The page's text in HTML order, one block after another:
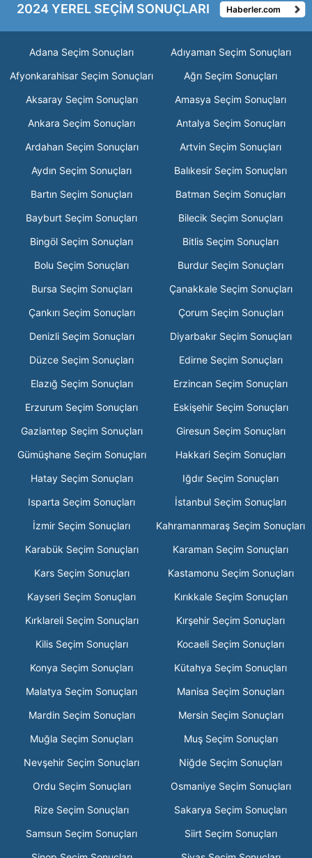
2024 YEREL SEÇİM SONUÇLARI Haberler.com
Adana Seçim Sonuçları
Adıyaman Seçim Sonuçları
Afyonkarahisar Seçim Sonuçları
Ağrı Seçim Sonuçları
Aksaray Seçim Sonuçları
Amasya Seçim Sonuçları
Ankara Seçim Sonuçları
Antalya Seçim Sonuçları
Ardahan Seçim Sonuçları
Artvin Seçim Sonuçları
Aydın Seçim Sonuçları
Balıkesir Seçim Sonuçları
Bartın Seçim Sonuçları
Batman Seçim Sonuçları
Bayburt Seçim Sonuçları
Bilecik Seçim Sonuçları
Bingöl Seçim Sonuçları
Bitlis Seçim Sonuçları
Bolu Seçim Sonuçları
Burdur Seçim Sonuçları
Bursa Seçim Sonuçları
Çanakkale Seçim Sonuçları
Çankırı Seçim Sonuçları
Çorum Seçim Sonuçları
Denizli Seçim Sonuçları
Diyarbakır Seçim Sonuçları
Düzce Seçim Sonuçları
Edirne Seçim Sonuçları
Elazığ Seçim Sonuçları
Erzincan Seçim Sonuçları
Erzurum Seçim Sonuçları
Eskişehir Seçim Sonuçları
Gaziantep Seçim Sonuçları
Giresun Seçim Sonuçları
Gümüşhane Seçim Sonuçları
Hakkari Seçim Sonuçları
Hatay Seçim Sonuçları
Iğdır Seçim Sonuçları
Isparta Seçim Sonuçları
İstanbul Seçim Sonuçları
İzmir Seçim Sonuçları
Kahramanmaraş Seçim Sonuçları
Karabük Seçim Sonuçları
Karaman Seçim Sonuçları
Kars Seçim Sonuçları
Kastamonu Seçim Sonuçları
Kayseri Seçim Sonuçları
Kırıkkale Seçim Sonuçları
Kırklareli Seçim Sonuçları
Kırşehir Seçim Sonuçları
Kilis Seçim Sonuçları
Kocaeli Seçim Sonuçları
Konya Seçim Sonuçları
Kütahya Seçim Sonuçları
Malatya Seçim Sonuçları
Manisa Seçim Sonuçları
Mardin Seçim Sonuçları
Mersin Seçim Sonuçları
Muğla Seçim Sonuçları
Muş Seçim Sonuçları
Nevşehir Seçim Sonuçları
Niğde Seçim Sonuçları
Ordu Seçim Sonuçları
Osmaniye Seçim Sonuçları
Rize Seçim Sonuçları
Sakarya Seçim Sonuçları
Samsun Seçim Sonuçları
Siirt Seçim Sonuçları